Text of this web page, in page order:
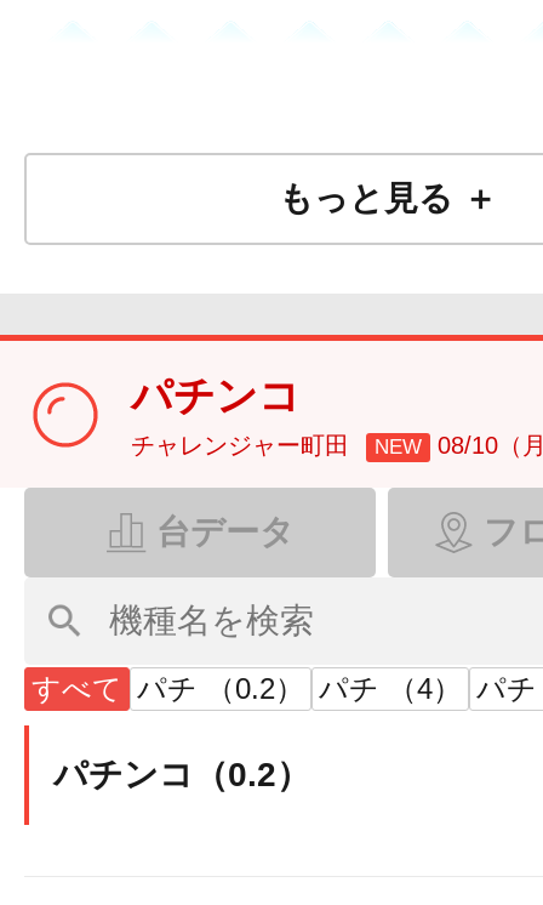
もっと見る ＋
パチンコ
チャレンジャー町田 NEW 08/10（
台データ フ
すべて パチ （0.2） パチ （4） パチ
パチンコ（0.2）